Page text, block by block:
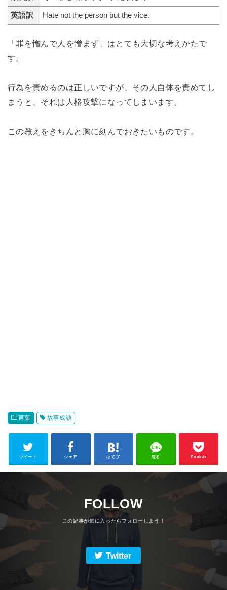
英語訳 Hate not the person but the vice.
「罪を憎んで人を憎まず」はとても大切な考えかたで
す。
行為を責めるのは正しいですが、その人自体を責めてし
まうと、それは人格攻撃になってしまいます。
この教えをきちんと胸に刻んでおきたいものです。
言葉 故事成語
ツイート シェア はてブ 送る Pocket
FOLLOW
Twitter